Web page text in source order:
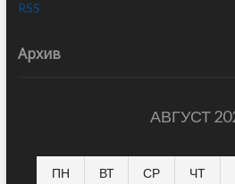
RSS
Архив
АВГУСТ
ПН ВТ СР ЧТ